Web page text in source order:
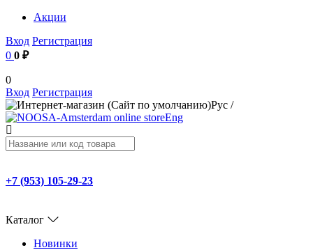
Акции
Вход Регистрация
0 0 ₽
0
Вход Регистрация
Рус /
Eng
+7 (953) 105-29-23
Каталог
Новинки